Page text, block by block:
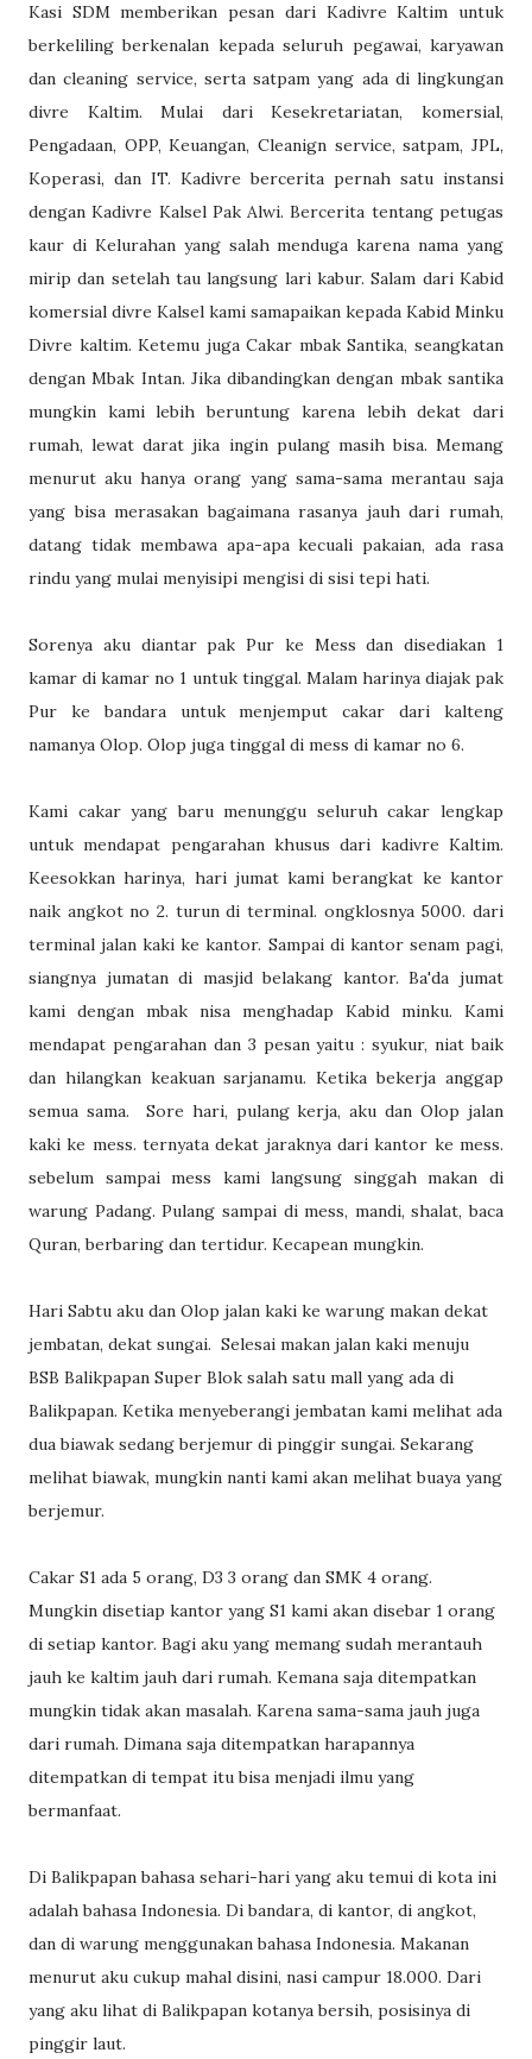
Kasi SDM memberikan pesan dari Kadivre Kaltim untuk
berkeliling berkenalan kepada seluruh pegawai, karyawan
dan cleaning service, serta satpam yang ada di lingkungan
divre Kaltim. Mulai dari Kesekretariatan, komersial,
Pengadaan, OPP, Keuangan, Cleanign service, satpam, JPL,
Koperasi, dan IT. Kadivre bercerita pernah satu instansi
dengan Kadivre Kalsel Pak Alwi. Bercerita tentang petugas
kaur di Kelurahan yang salah menduga karena nama yang
mirip dan setelah tau langsung lari kabur. Salam dari Kabid
komersial divre Kalsel kami samapaikan kepada Kabid Minku
Divre kaltim. Ketemu juga Cakar mbak Santika, seangkatan
dengan Mbak Intan. Jika dibandingkan dengan mbak santika
mungkin kami lebih beruntung karena lebih dekat dari
rumah, lewat darat jika ingin pulang masih bisa. Memang
menurut aku hanya orang yang sama-sama merantau saja
yang bisa merasakan bagaimana rasanya jauh dari rumah,
datang tidak membawa apa-apa kecuali pakaian, ada rasa
rindu yang mulai menyisipi mengisi di sisi tepi hati.
Sorenya aku diantar pak Pur ke Mess dan disediakan 1
kamar di kamar no 1 untuk tinggal. Malam harinya diajak pak
Pur ke bandara untuk menjemput cakar dari kalteng
namanya Olop. Olop juga tinggal di mess di kamar no 6.
Kami cakar yang baru menunggu seluruh cakar lengkap
untuk mendapat pengarahan khusus dari kadivre Kaltim.
Keesokkan harinya, hari jumat kami berangkat ke kantor
naik angkot no 2. turun di terminal. ongklosnya 5000. dari
terminal jalan kaki ke kantor. Sampai di kantor senam pagi,
siangnya jumatan di masjid belakang kantor. Ba'da jumat
kami dengan mbak nisa menghadap Kabid minku. Kami
mendapat pengarahan dan 3 pesan yaitu : syukur, niat baik
dan hilangkan keakuan sarjanamu. Ketika bekerja anggap
semua sama. Sore hari, pulang kerja, aku dan Olop jalan
kaki ke mess. ternyata dekat jaraknya dari kantor ke mess.
sebelum sampai mess kami langsung singgah makan di
warung Padang. Pulang sampai di mess, mandi, shalat, baca
Quran, berbaring dan tertidur. Kecapean mungkin.
Hari Sabtu aku dan Olop jalan kaki ke warung makan dekat
jembatan, dekat sungai. Selesai makan jalan kaki menuju
BSB Balikpapan Super Blok salah satu mall yang ada di
Balikpapan. Ketika menyeberangi jembatan kami melihat ada
dua biawak sedang berjemur di pinggir sungai. Sekarang
melihat biawak, mungkin nanti kami akan melihat buaya yang
berjemur.
Cakar S1 ada 5 orang, D3 3 orang dan SMK 4 orang.
Mungkin disetiap kantor yang S1 kami akan disebar 1 orang
di setiap kantor. Bagi aku yang memang sudah merantauh
jauh ke kaltim jauh dari rumah. Kemana saja ditempatkan
mungkin tidak akan masalah. Karena sama-sama jauh juga
dari rumah. Dimana saja ditempatkan harapannya
ditempatkan di tempat itu bisa menjadi ilmu yang
bermanfaat.
Di Balikpapan bahasa sehari-hari yang aku temui di kota ini
adalah bahasa Indonesia. Di bandara, di kantor, di angkot,
dan di warung menggunakan bahasa Indonesia. Makanan
menurut aku cukup mahal disini, nasi campur 18.000. Dari
yang aku lihat di Balikpapan kotanya bersih, posisinya di
pinggir laut.